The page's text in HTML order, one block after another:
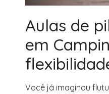
Aulas de
em
Você já imaginou